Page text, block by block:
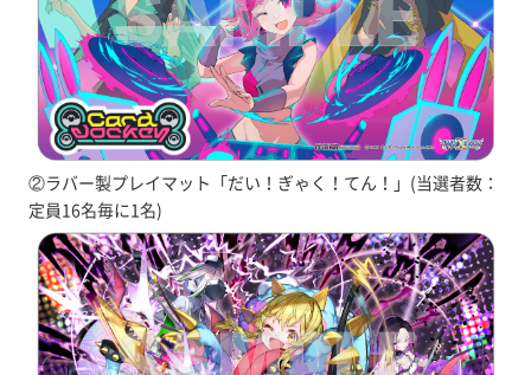
②ラバー製プレイマット「だい！ぎゃく！てん！」(当選者数：
定員16名毎に1名)